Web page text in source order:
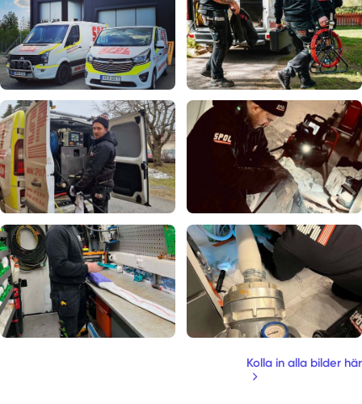
Kolla in alla bilder här